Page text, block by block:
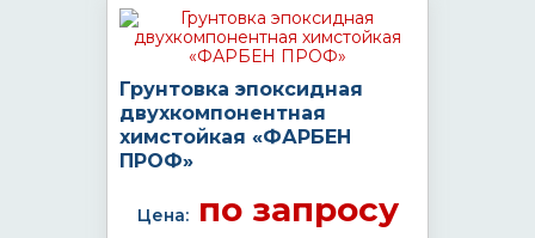
Грунтовка эпоксидная
двухкомпонентная
химстойкая «ФАРБЕН
ПРОФ»
Цена:по запросу